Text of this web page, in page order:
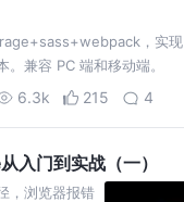
，实现
兼容 PC 端和移动端。
6.3k 215 4
入门到实战（一）
，浏览器报错